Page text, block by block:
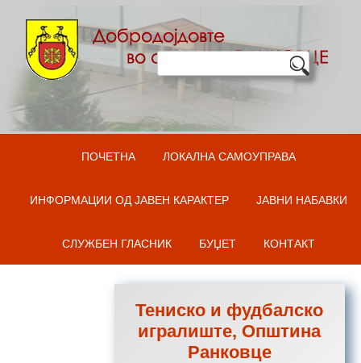
ПОЧЕТНА
ЛОКАЛНА САМОУПРАВА
ИНФОРМАЦИИ ОД ЈАВЕН КАРАКТЕР ЈАВНИ НАБАВКИ
СЛУЖБЕН ГЛАСНИК БУЏЕТ КОНТАКТ
Тениско и фудбалско
игралиште, Општина
Ранковце